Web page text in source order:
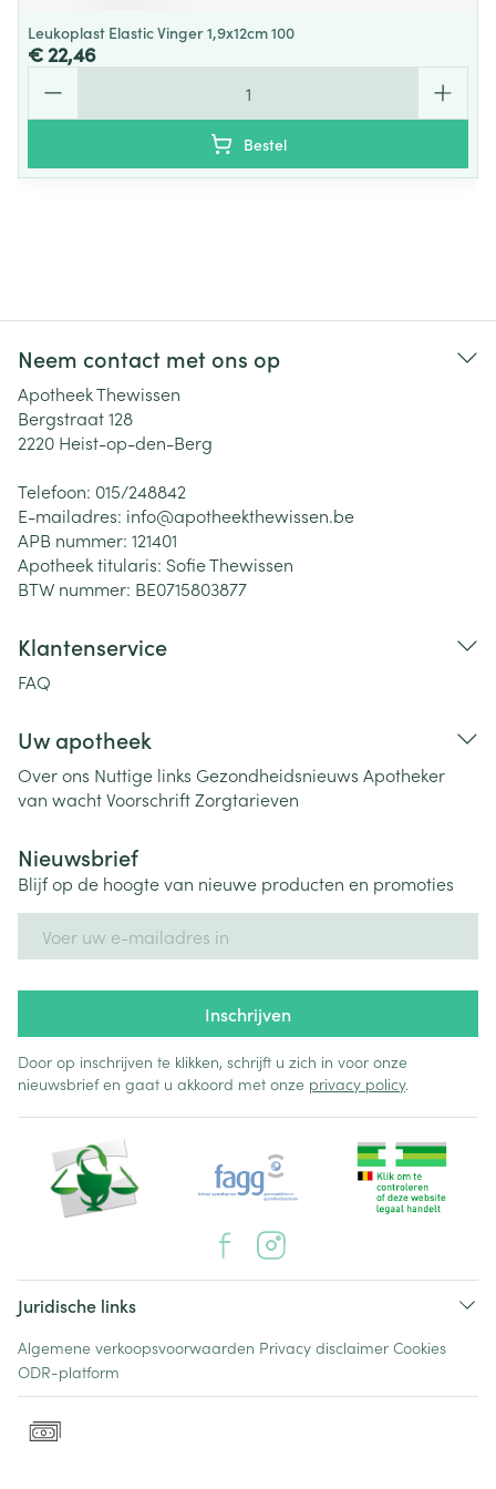
Leukoplast Elastic Vinger 1,9x12cm 100
€ 22,46
Bestel
Neem contact met ons op
Apotheek Thewissen
Bergstraat 128
2220 Heist-op-den-Berg
Telefoon: 015/248842
E-mailadres: info@apotheekthewissen.be
APB nummer: 121401
Apotheek titularis: Sofie Thewissen
BTW nummer: BE0715803877
Klantenservice
FAQ
Uw apotheek
Over ons Nuttige links Gezondheidsnieuws Apotheker
van wachtVoorschriftZorgtarieven
Nieuwsbrief
Blijf op de hoogte van nieuwe producten en promoties
Inschrijven
Door op inschrijven te klikken, schrijft u zich in voor onze
nieuwsbrief en gaat u akkoord met onze privacy policy.
Juridische links
Algemene verkoopsvoorwaarden Privacy disclaimer Cookies
ODR-platform